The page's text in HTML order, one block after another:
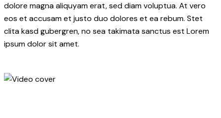
dolore magna aliquyam erat, sed diam voluptua. At vero
eos et accusam et justo duo dolores et ea rebum. Stet
clita kasd gubergren, no sea takimata sanctus est Lorem
ipsum dolor sit amet.